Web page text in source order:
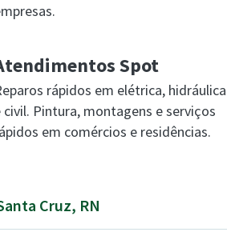
Spot
rápidos em elétrica, hidráulica
civil. Pintura, montagens e serviços
em comércios e residências.
Cruz, RN